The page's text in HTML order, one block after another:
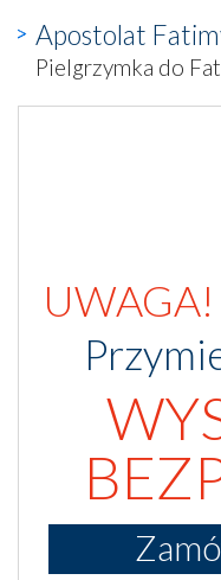
Apostolat
Pielgrzymka do
UWAGA!